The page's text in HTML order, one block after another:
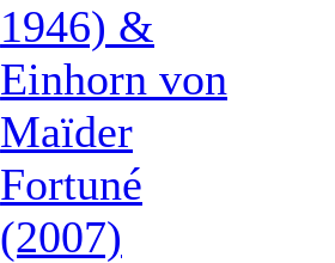
1946) &
Einhorn von
Maïder
Fortuné
(2007)